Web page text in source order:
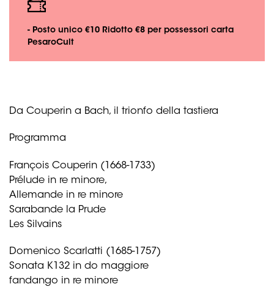
- Posto unico €10 Ridotto €8 per possessori carta
PesaroCult
Da Couperin a Bach, il trionfo della tastiera
Programma
François Couperin (1668-1733)
Prélude in re minore,
Allemande in re minore
Sarabande la Prude
Les Silvains
Domenico Scarlatti (1685-1757)
Sonata K132 in do maggiore
fandango in re minore